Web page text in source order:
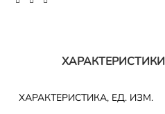
ХАРАКТЕРИСТИКИ
ХАРАКТЕРИСТИКА, ЕД. ИЗМ.